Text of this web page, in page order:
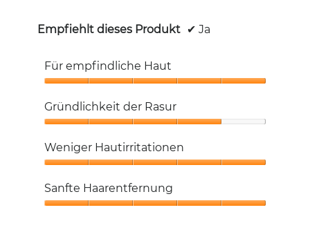
Empfiehlt dieses Produkt ✔ Ja
Für empfindliche Haut
empfindliche
Haut,
von
5
Gründlichkeit der Rasur
der
Rasur,
von
5
Weniger Hautirritationen
Hautirritationen,
5
Sanfte Haarentfernung